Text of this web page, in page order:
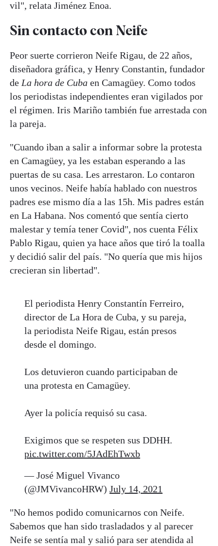
vil", relata Jiménez Enoa.
Sin contacto con Neife
Peor suerte corrieron Neife Rigau, de 22 años,
diseñadora gráfica, y Henry Constantin, fundador
de La hora de Cuba en Camagüey. Como todos
los periodistas independientes eran vigilados por
el régimen. Iris Mariño también fue arrestada con
la pareja.
"Cuando iban a salir a informar sobre la protesta
en Camagüey, ya les estaban esperando a las
puertas de su casa. Les arrestaron. Lo contaron
unos vecinos. Neife había hablado con nuestros
padres ese mismo día a las 15h. Mis padres están
en La Habana. Nos comentó que sentía cierto
malestar y temía tener Covid", nos cuenta Félix
Pablo Rigau, quien ya hace años que tiró la toalla
y decidió salir del país. "No quería que mis hijos
crecieran sin libertad".
El periodista Henry Constantín Ferreiro,
director de La Hora de Cuba, y su pareja,
la periodista Neife Rigau, están presos
desde el domingo.
Los detuvieron cuando participaban de
una protesta en Camagüey.
Ayer la policía requisó su casa.
Exigimos que se respeten sus DDHH.
pic.twitter.com/5JAdEhTwxb
— José Miguel Vivanco
(@JMVivancoHRW) July 14, 2021
"No hemos podido comunicarnos con Neife.
Sabemos que han sido trasladados y al parecer
Neife se sentía mal y salió para ser atendida al